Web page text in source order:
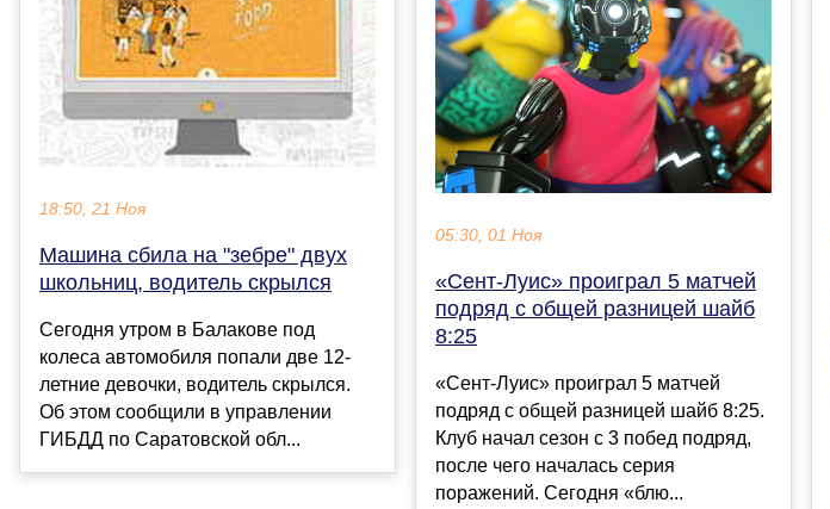
18:50, 21 Ноя
Машина сбила на "зебре" двух
школьниц, водитель скрылся
Сегодня утром в Балакове под
колеса автомобиля попали две 12-
летние девочки, водитель скрылся.
Об этом сообщили в управлении
ГИБДД по Саратовской обл...
05:30, 01 Ноя
«Сент-Луис» проиграл 5 матчей
подряд с общей разницей шайб
8:25
«Сент-Луис» проиграл 5 матчей
подряд с общей разницей шайб 8:25.
Клуб начал сезон с 3 побед подряд,
после чего началась серия
поражений. Сегодня «блю...